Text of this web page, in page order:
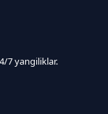
7 yangiliklar.